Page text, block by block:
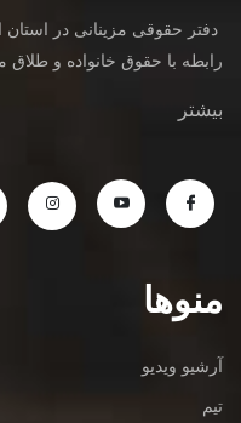
دفتر حقوقی مزینانی در استان
رابطه با حقوق خانواده و طلاق
بیشتر
منوها
آرشیو ویدیو
تیم